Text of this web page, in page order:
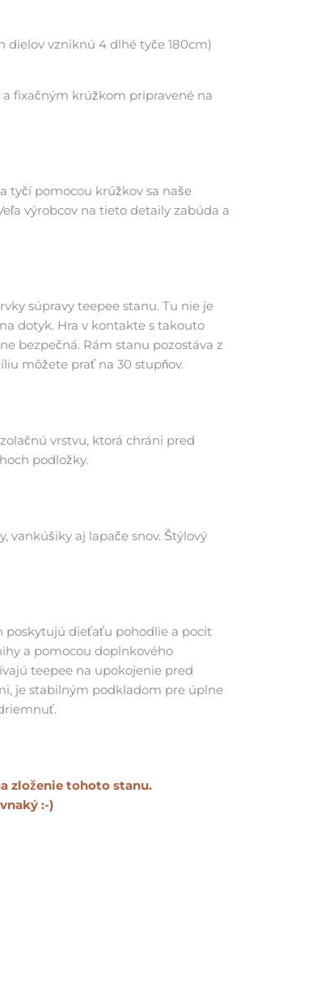
dielov vzniknú 4 dlhé tyče 180cm)
fixačným krúžkom pripravené na
tyčí pomocou krúžkov sa naše
výrobcov na tieto detaily zabúda a
súpravy teepee stanu. Tu nie je
dotyk. Hra v kontakte s takouto
bezpečná. Rám stanu pozostáva z
môžete prať na 30 stupňov.
vrstvu, ktorá chráni pred
podložky.
vankúšiky aj lapače snov. Štýlový
poskytujú dieťaťu pohodlie a pocit
a pomocou doplnkového
teepee na upokojenie pred
je stabilným podkladom pre úplne
zloženie tohoto stanu.
:-)